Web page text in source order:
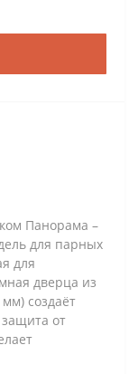
Панорама –
для парных
для
дверца из
создаёт
защита от